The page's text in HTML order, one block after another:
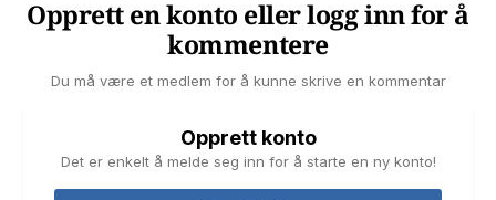
Opprett en konto eller logg inn for å
kommentere
Du må være et medlem for å kunne skrive en kommentar
Opprett konto
Det er enkelt å melde seg inn for å starte en ny konto!